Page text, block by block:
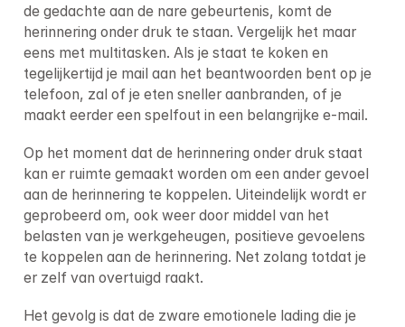
de gedachte aan de nare gebeurtenis, komt de
herinnering onder druk te staan. Vergelijk het maar
eens met multitasken. Als je staat te koken en
tegelijkertijd je mail aan het beantwoorden bent op je
telefoon, zal of je eten sneller aanbranden, of je
maakt eerder een spelfout in een belangrijke e-mail.
Op het moment dat de herinnering onder druk staat
kan er ruimte gemaakt worden om een ander gevoel
aan de herinnering te koppelen. Uiteindelijk wordt er
geprobeerd om, ook weer door middel van het
belasten van je werkgeheugen, positieve gevoelens
te koppelen aan de herinnering. Net zolang totdat je
er zelf van overtuigd raakt.
Het gevolg is dat de zware emotionele lading die je